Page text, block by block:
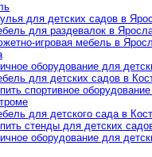
для детских садов в
для раздевалок в
игровая мебель в
оборудование для
для детских садов в
спортивное
для детского сада в
стенды для детских
оборудование для